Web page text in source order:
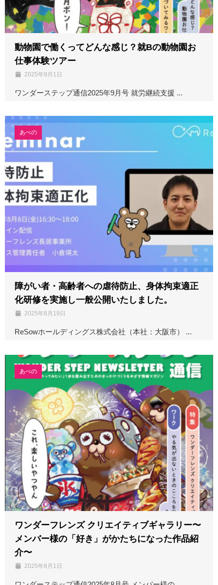
動物園で働くってどんな感じ？就Bの動物園お
仕事体験ツアー
2025年9月1日
ワンダーステップ通信2025年9月号 就労継続支援 ...
あべの
障がい者・高齢者への虐待防止、身体拘束適正
化研修を実施し一般公開いたしました。
2025年8月19日
ReSowホールディングス株式会社（本社：大阪市） ...
あべの
ワンダーフレンズ クリエイティブギャラリー〜
メンバー様の「好き」がかたちになった作品紹
介〜
2025年8月1日